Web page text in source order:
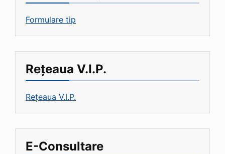
Formulare tip
Rețeaua V.I.P.
Rețeaua V.I.P.
E-Consultare